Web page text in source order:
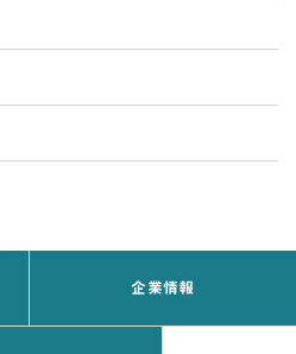
企業情報